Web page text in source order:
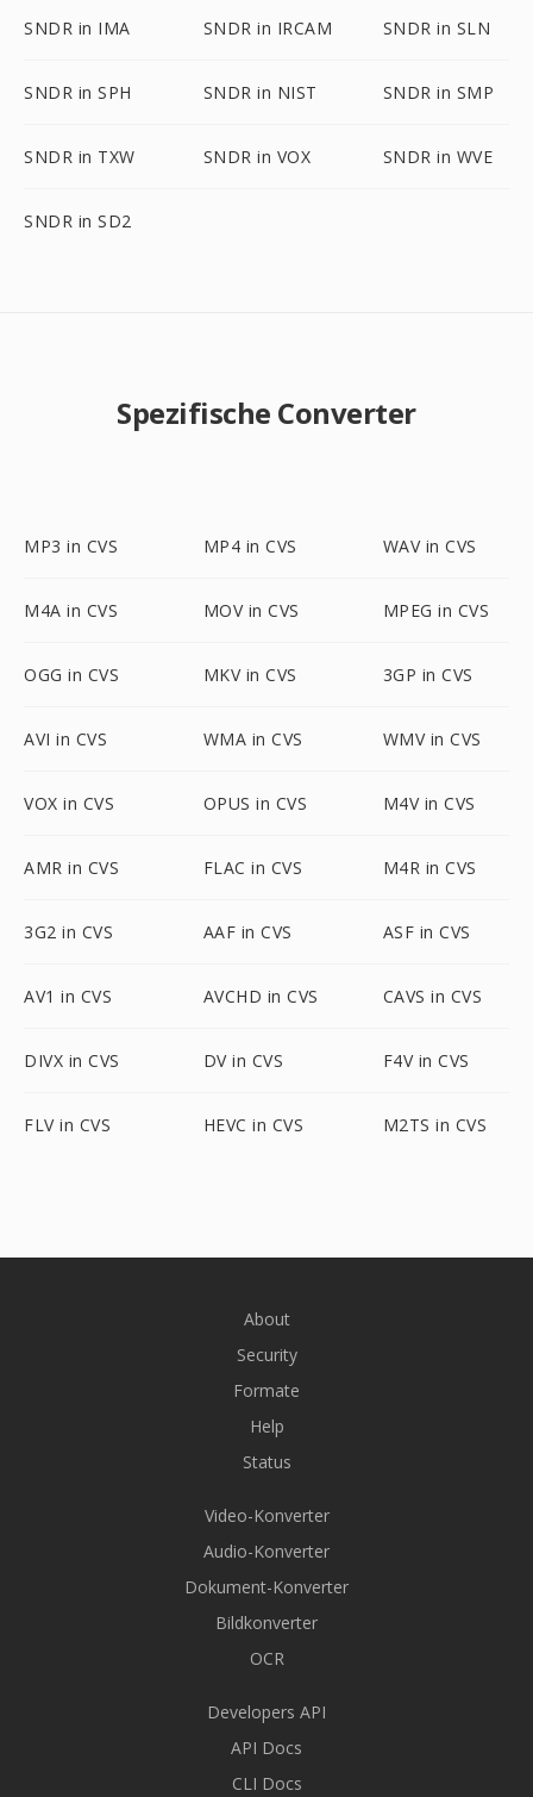
SNDR in IMA SNDR in IRCAM SNDR in SLN
SNDR in SPH SNDR in NIST SNDR in SMP
SNDR in TXW SNDR in VOX SNDR in WVE
SNDR in SD2
Spezifische Converter
MP3 in CVS MP4 in CVS WAV in CVS
M4A in CVS MOV in CVS MPEG in CVS
OGG in CVS MKV in CVS 3GP in CVS
AVI in CVS WMA in CVS WMV in CVS
VOX in CVS OPUS in CVS M4V in CVS
AMR in CVS FLAC in CVS M4R in CVS
3G2 in CVS AAF in CVS ASF in CVS
AV1 in CVS AVCHD in CVS CAVS in CVS
DIVX in CVS DV in CVS F4V in CVS
FLV in CVS HEVC in CVS M2TS in CVS
About
Security
Formate
Help
Status
Video-Konverter
Audio-Konverter
Dokument-Konverter
Bildkonverter
OCR
Developers API
API Docs
CLI Docs